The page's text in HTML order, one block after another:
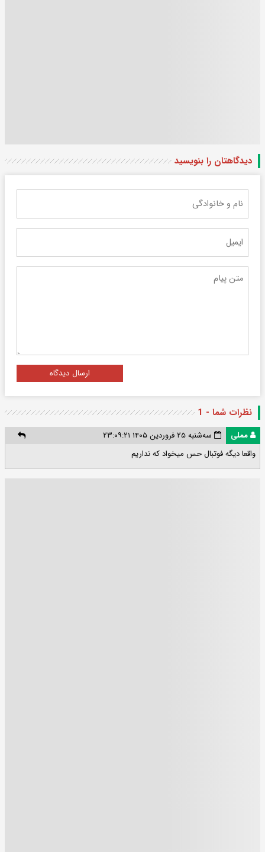
دیدگاهتان را بنویسید
ارسال دیدگاه
نظرات شما - 1
مملی
سه‌شنبه ۲۵ فروردین ۱۴۰۵ ۲۳:۰۹:۲۱
واقعا دیگه فوتبال حس میخواد که نداریم